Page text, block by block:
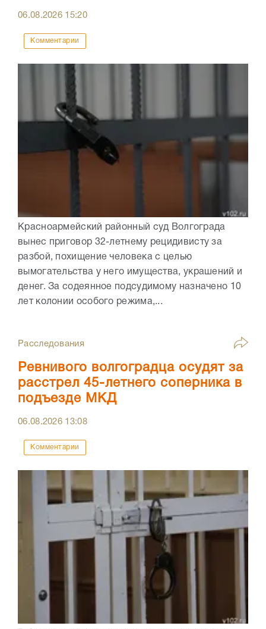
06.08.2026 15:20
Комментарии
Красноармейский районный суд Волгограда
вынес приговор 32-летнему рецидивисту за
разбой, похищение человека с целью
вымогательства у него имущества, украшений и
денег. За содеянное подсудимому назначено 10
лет колонии особого режима,...
Расследования
Ревнивого волгоградца осудят за
расстрел 45-летнего соперника в
подъезде МКД
06.08.2026 13:08
Комментарии